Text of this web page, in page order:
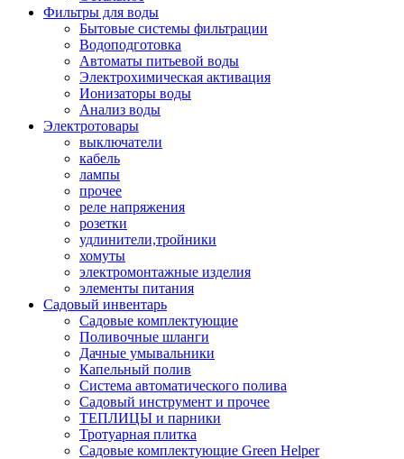
Фильтры для воды
Бытовые системы фильтрации
Водоподготовка
Автоматы питьевой воды
Электрохимическая активация
Ионизаторы воды
Анализ воды
Электротовары
выключатели
кабель
лампы
прочее
реле напряжения
розетки
удлинители,тройники
хомуты
электромонтажные изделия
элементы питания
Садовый инвентарь
Садовые комплектующие
Поливочные шланги
Дачные умывальники
Капельный полив
Система автоматического полива
Садовый инструмент и прочее
ТЕПЛИЦЫ и парники
Тротуарная плитка
Садовые комплектующие Green Helper